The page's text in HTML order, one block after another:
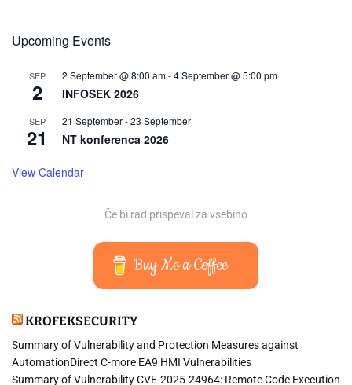
Upcoming Events
SEP
2
2 September @ 8:00 am-4 September @ 5:00 pm
INFOSEK 2026
SEP
21
21 September-23 September
NT konferenca 2026
View Calendar
Če bi rad prispeval za vsebino
Buy Me a Coffee
KROFEKSECURITY
Summary of Vulnerability and Protection Measures against
AutomationDirect C-more EA9 HMI Vulnerabilities
Summary of Vulnerability CVE-2025-24964: Remote Code Execution